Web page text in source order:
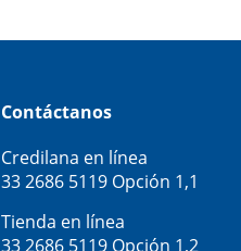
Contáctanos
Credilana en línea
33 2686 5119 Opción 1,1
Tienda en línea
33 2686 5119 Opción 1,2